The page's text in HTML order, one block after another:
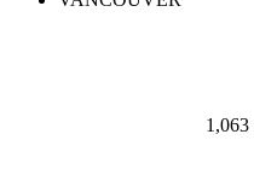
1,063